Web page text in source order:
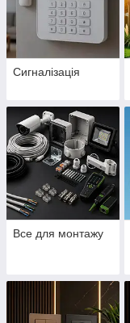
Сигналізація
Все для монтажу